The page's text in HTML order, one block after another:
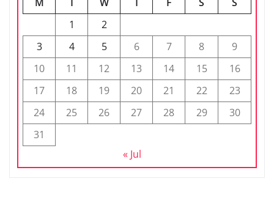
1
2
3
4 5 6 7 8
9
10
11 12 13 14 15
16
17
18 19 20 21 22
23
24
25 26 27 28 29
30
31
« Jul